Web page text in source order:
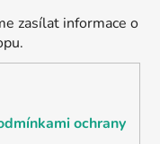
zasílat informace o
ochrany